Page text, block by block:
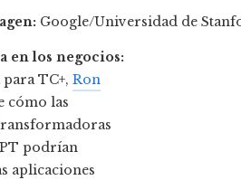
Google/Universidad de
en los negocios:
TC+, Ron
cómo las
podrían
aplicaciones